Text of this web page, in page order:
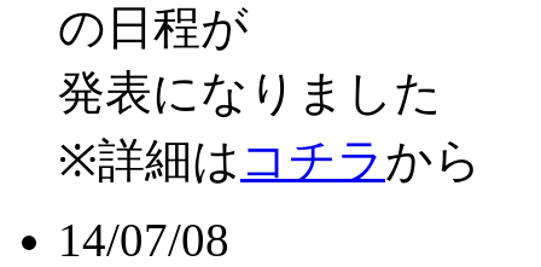
の日程が
発表になりました
※詳細は コチラから
14/07/08